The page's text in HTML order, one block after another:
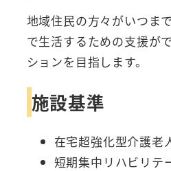
地域住民の方々がいつま
で生活するための支援が
ションを目指します。
施設基準
在宅超強化型介護老
短期集中リハビリテ